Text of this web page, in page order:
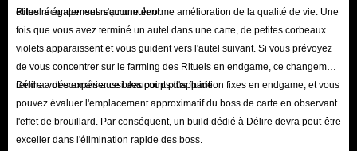
et les récompenses s'accumulent.
Rituel a également reçu une énorme amélioration de la qualité de vie. Une
fois que vous avez terminé un autel dans une carte, de petites corbeaux
violets apparaissent et vous guident vers l'autel suivant. Si vous prévoyez
de vous concentrer sur le farming des Rituels en endgame, ce changement
rendra votre expérience beaucoup plus fluide.
Délire a désormais aussi des points d'apparition fixes en endgame, et vous
pouvez évaluer l'emplacement approximatif du boss de carte en observant
l'effet de brouillard. Par conséquent, un build dédié à Délire devra peut-être
exceller dans l'élimination rapide des boss.